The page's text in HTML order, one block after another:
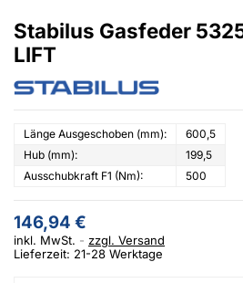
Stabilus Gasfeder
LIFT
Länge Ausgeschoben (mm):
600,5
Hub (mm):
199,5
Ausschubkraft F1 (Nm):
500
146,94 €
inkl. MwSt.
zzgl. Versand
Lieferzeit: 21-28 Werktage